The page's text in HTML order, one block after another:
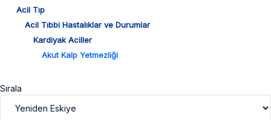
Acil Tıp
Acil Tıbbi Hastalıklar ve Durumlar
Kardiyak Aciller
Akut Kalp Yetmezliği
Sırala